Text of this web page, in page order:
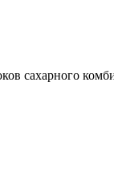
сахарного